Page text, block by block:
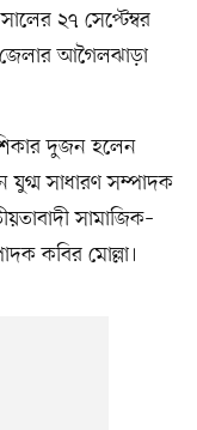
২৭ সেপ্টেম্বর
জেলার আগৈলঝাড়া
দুজন হলেন
সাধারণ সম্পাদক
সামাজিক–
কবির মোল্লা।